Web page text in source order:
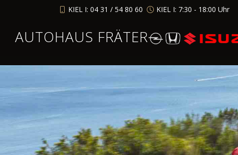
KIEL I: 04 31 / 54 80 60 KIEL I: 7:30 - 18:00 Uhr
AUTOHAUS FRÄTER